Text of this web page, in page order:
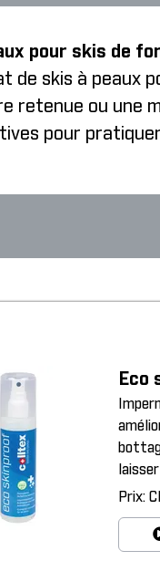
pour skis de
de skis à peaux
retenue ou une
pour
Eco
Prix: